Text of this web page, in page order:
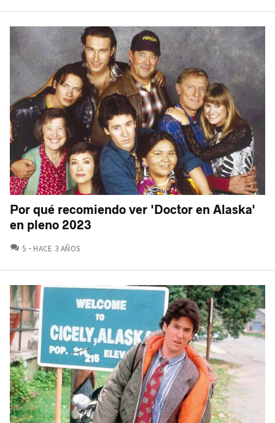
Por qué recomiendo ver 'Doctor en Alaska'
en pleno 2023
5 COMENTARIOS
HACE 3 AÑOS